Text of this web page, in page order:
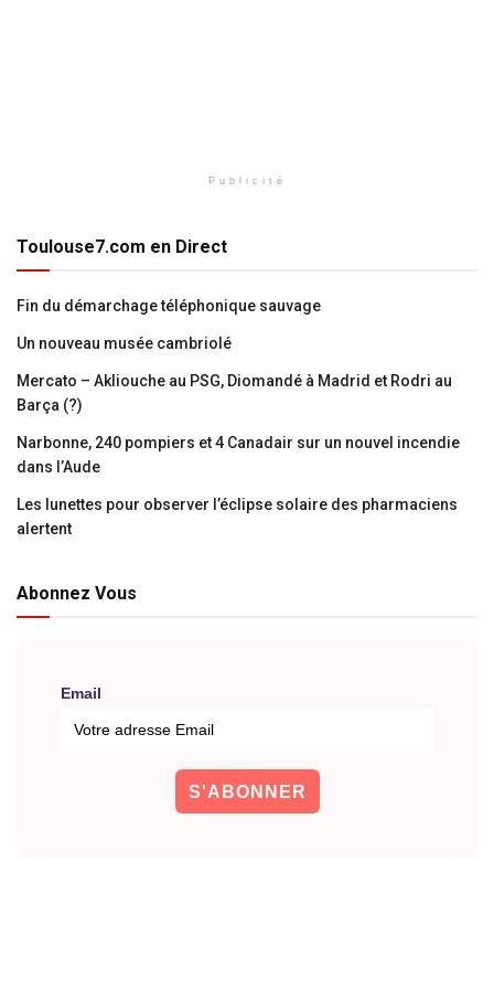
Publicité
Toulouse7.com en Direct
Fin du démarchage téléphonique sauvage
Un nouveau musée cambriolé
Mercato – Akliouche au PSG, Diomandé à Madrid et Rodri au
Barça (?)
Narbonne, 240 pompiers et 4 Canadair sur un nouvel incendie
dans l’Aude
Les lunettes pour observer l’éclipse solaire des pharmaciens
alertent
Abonnez Vous
Email